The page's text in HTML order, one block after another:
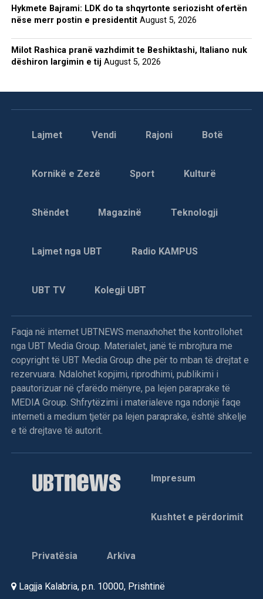
Hykmete Bajrami: LDK do ta shqyrtonte seriozisht ofertën
nëse merr postin e presidentit August 5, 2026
Milot Rashica pranë vazhdimit te Beshiktashi, Italiano nuk
dëshiron largimin e tij August 5, 2026
Lajmet Vendi Rajoni Botë
Kornikë e Zezë Sport Kulturë
Shëndet Magazinë Teknologji
Lajmet nga UBT Radio KAMPUS
UBT TV Kolegji UBT
Faqja në internet UBTNEWS menaxhohet the kontrollohet
nga UBT Media Group. Materialet, janë të mbrojtura me
copyright të UBT Media Group dhe për to mban të drejtat e
rezervuara. Ndalohet kopjimi, riprodhimi, publikimi i
paautorizuar në çfarëdo mënyre, pa lejen paraprake të
MEDIA Group. Shfrytëzimi i materialeve nga ndonjë faqe
interneti a medium tjetër pa lejen paraprake, është shkelje
e të drejtave të autorit.
Impresum
Kushtet e përdorimit
Privatësia Arkiva
Lagjja Kalabria, p.n. 10000, Prishtinë